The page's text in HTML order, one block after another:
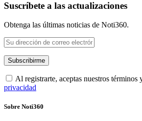
Suscríbete a las actualizaciones
Obtenga las últimas noticias de Noti360.
Al registrarte, aceptas nuestros términos
privacidad
Sobre Noti360